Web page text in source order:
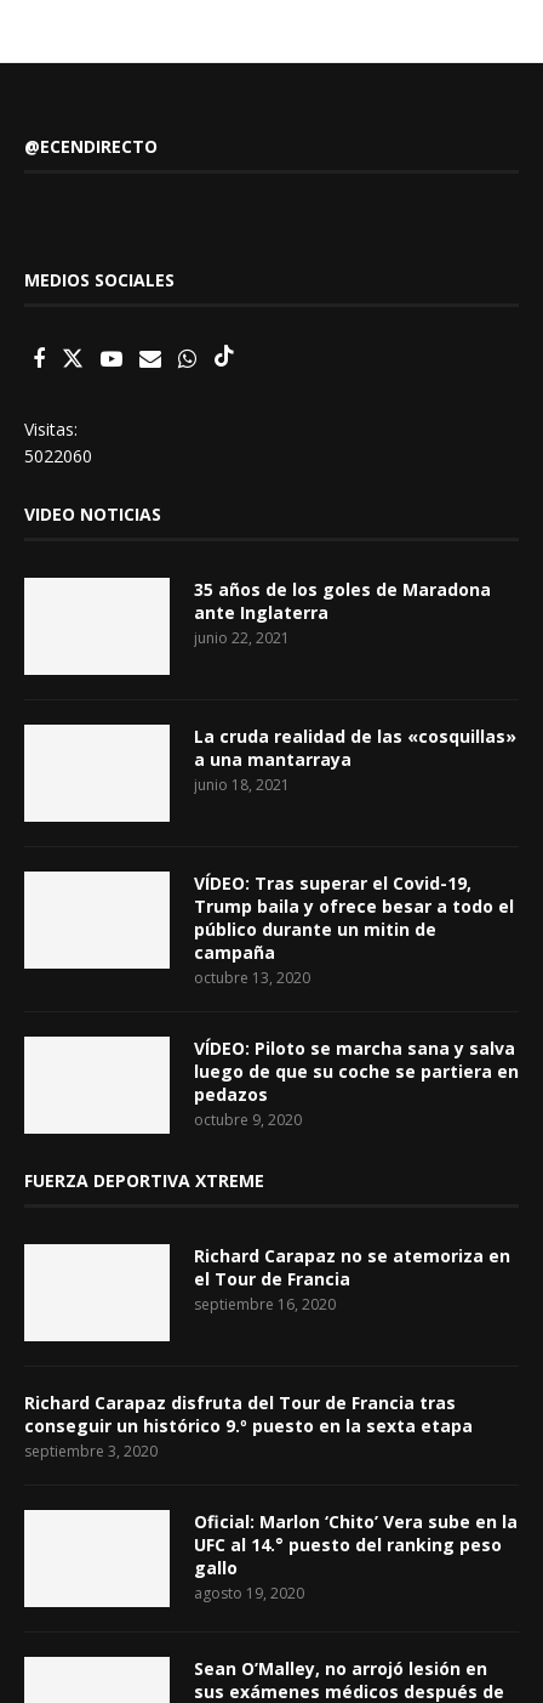
@ECENDIRECTO
MEDIOS SOCIALES
Visitas:
5022060
VIDEO NOTICIAS
35 años de los goles de Maradona
ante Inglaterra
junio 22, 2021
La cruda realidad de las «cosquillas»
a una mantarraya
junio 18, 2021
VÍDEO: Tras superar el Covid-19,
Trump baila y ofrece besar a todo el
público durante un mitin de
campaña
octubre 13, 2020
VÍDEO: Piloto se marcha sana y salva
luego de que su coche se partiera en
pedazos
octubre 9, 2020
FUERZA DEPORTIVA XTREME
Richard Carapaz no se atemoriza en
el Tour de Francia
septiembre 16, 2020
Richard Carapaz disfruta del Tour de Francia tras
conseguir un histórico 9.º puesto en la sexta etapa
septiembre 3, 2020
Oficial: Marlon ‘Chito’ Vera sube en la
UFC al 14.° puesto del ranking peso
gallo
agosto 19, 2020
Sean O’Malley, no arrojó lesión en
sus exámenes médicos después de